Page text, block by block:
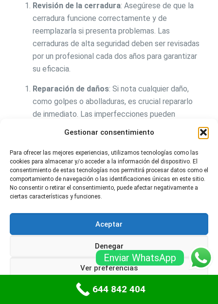
Gestionar consentimiento
Para ofrecer las mejores experiencias, utilizamos tecnologías como las
cookies para almacenar y/o acceder a la información del dispositivo. El
consentimiento de estas tecnologías nos permitirá procesar datos como el
comportamiento de navegación o las identificaciones únicas en este sitio.
No consentir o retirar el consentimiento, puede afectar negativamente a
ciertas características y funciones.
Aceptar
Denegar
Ver preferencias
Política de cookiesPolíticas de privacidad
Revisión de la cerradura: Asegúrese de que la
cerradura funcione correctamente y de
reemplazarla si presenta problemas. Las
cerraduras de alta seguridad deben ser revisadas
por un profesional cada dos años para garantizar
su eficacia.
Reparación de daños: Si nota cualquier daño,
como golpes o abolladuras, es crucial repararlo
de inmediato. Las imperfecciones pueden
Sellado de juntas: Verifique que las juntas de la
puerta estén en buen estado. Un sellado
inadecuado puede permitir la entrada de
humedad, lo que puede dañar la puerta y afectar
Realizar estos pasos de manera regular no solo
asegura la seguridad de su hogar, sino que también
puede ahorrar costos a largo plazo al evitar
reparaciones mayores. El mantenimiento preventivo
Enviar WhatsApp
644 842 404